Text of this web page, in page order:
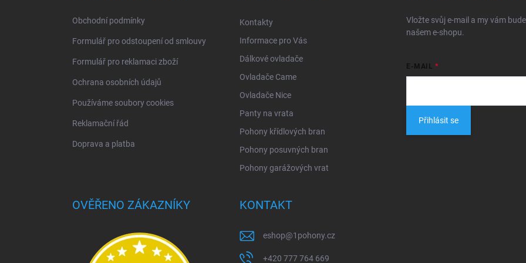
Obchodní podmínky
Formulář pro odstoupení od smlouvy
Formulář pro reklamaci zboží
Ochrana osobních údajů
Používáme soubory cookies
Reklamační řád
Doprava a platba
Kontakty
Informace pro Vás
Dálkové ovladače
Ovladače Came
Ovladače Nice
Panty na vrata
Pohony křídlových bran
Pohony posuvných bran
Pohony garážových vrat
Vložte svůj e-mail a my vám
našem e-shopu.
E-MAIL
Přihlásit se
OVĚŘENO ZÁKAZNÍKY KONTAKT
eshop@1pohony.cz
+420 777 764 669